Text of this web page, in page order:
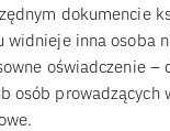
dokumencie
widnieje inna osoba
oświadczenie –
osób prowadzących